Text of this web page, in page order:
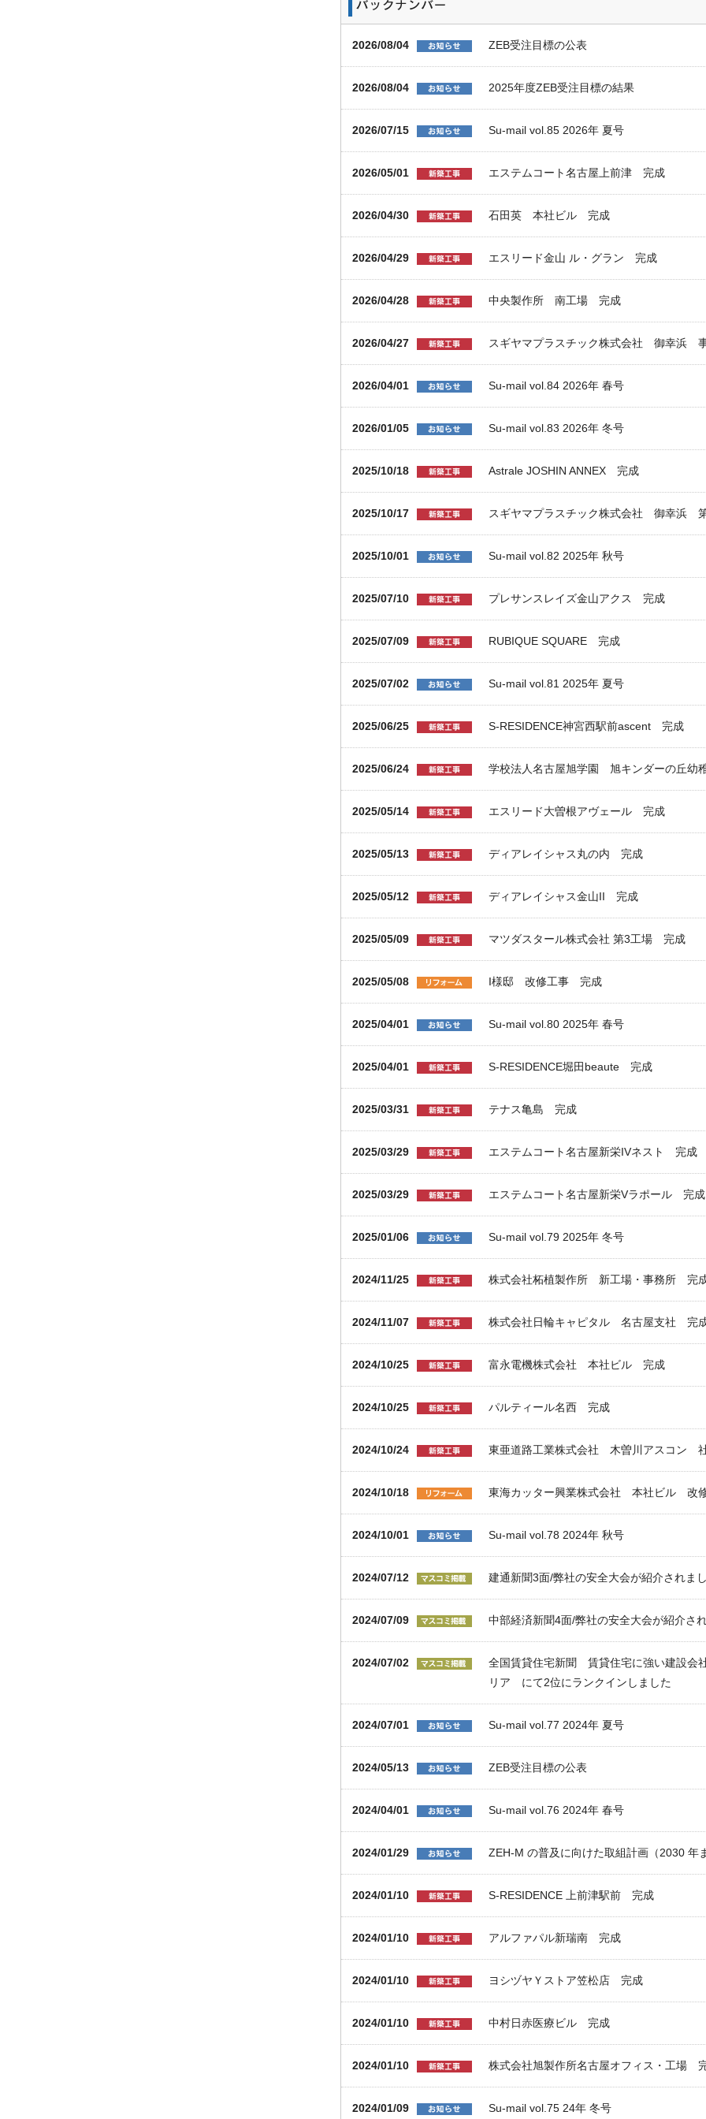
2026/08/04 ZEB受注目標の公表
2026/08/04 2025年度ZEB受注目標の結果
2026/07/15 Su-mail vol.85 2026年 夏号
2026/05/01 エステムコート名古屋上前津 完成
2026/04/30 石田英 本社ビル 完成
2026/04/29 エスリード金山 ル・グラン 完成
2026/04/28 中央製作所 南工場 完成
2026/04/27 スギヤマプラスチック株式会社 御幸浜
2026/04/01 Su-mail vol.84 2026年 春号
2026/01/05 Su-mail vol.83 2026年 冬号
2025/10/18 Astrale JOSHIN ANNEX 完成
2025/10/17 スギヤマプラスチック株式会社 御幸浜
2025/10/01 Su-mail vol.82 2025年 秋号
2025/07/10 プレサンスレイズ金山アクス 完成
2025/07/09 RUBIQUE SQUARE 完成
2025/07/02 Su-mail vol.81 2025年 夏号
2025/06/25 S-RESIDENCE神宮西駅前ascent 完成
2025/06/24 学校法人名古屋旭学園 旭キンダーの丘
2025/05/14 エスリード大曽根アヴェール 完成
2025/05/13 ディアレイシャス丸の内 完成
2025/05/12 ディアレイシャス金山II 完成
2025/05/09 マツダスタール株式会社 第3工場 完成
2025/05/08 I様邸 改修工事 完成
2025/04/01 Su-mail vol.80 2025年 春号
2025/04/01 S-RESIDENCE堀田beaute 完成
2025/03/31 テナス亀島 完成
2025/03/29 エステムコート名古屋新栄IVネスト 完成
2025/03/29 エステムコート名古屋新栄Vラポール 完成
2025/01/06 Su-mail vol.79 2025年 冬号
2024/11/25 株式会社柘植製作所 新工場・事務所 完
2024/11/07 株式会社日輪キャピタル 名古屋支社 完
2024/10/25 富永電機株式会社 本社ビル 完成
2024/10/25 パルティール名西 完成
2024/10/24 東亜道路工業株式会社 木曽川アスコン
2024/10/18 東海カッター興業株式会社 本社ビル 改
2024/10/01 Su-mail vol.78 2024年 秋号
2024/07/12 建通新聞3面/弊社の安全大会が紹介されま
2024/07/09 中部経済新聞4面/弊社の安全大会が紹介さ
2024/07/02
全国賃貸住宅新聞 賃貸住宅に強い建設会
リア にて2位にランクインしました
2024/07/01 Su-mail vol.77 2024年 夏号
2024/05/13 ZEB受注目標の公表
2024/04/01 Su-mail vol.76 2024年 春号
2024/01/29 ZEH-M の普及に向けた取組計画（2030 年
2024/01/10 S-RESIDENCE 上前津駅前 完成
2024/01/10 アルファパル新瑞南 完成
2024/01/10 ヨシヅヤＹストア笠松店 完成
2024/01/10 中村日赤医療ビル 完成
2024/01/10 株式会社旭製作所名古屋オフィス・工場
2024/01/09 Su-mail vol.75 24年 冬号